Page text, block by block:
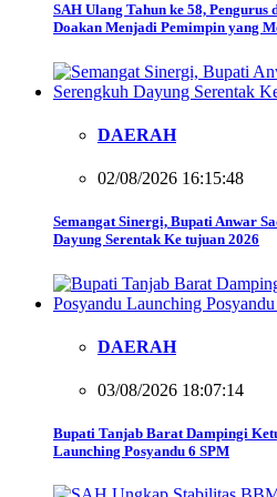
SAH Ulang Tahun ke 58,
Doakan Menjadi Pemimpin yang
DAERAH
02/08/2026 16:15:48
Semangat Sinergi, Bupati Anwar
Dayung Serentak Ke tujuan 2026
DAERAH
03/08/2026 18:07:14
Bupati Tanjab Barat Dampingi
Launching Posyandu 6 SPM